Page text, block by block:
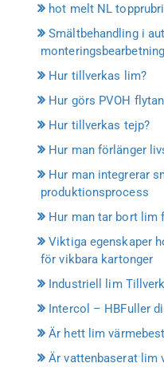
hot melt NL
Smältbehandling i
monteringsbearbetning
Hur tillverkas lim?
Hur görs PVOH
Hur tillverkas tejp?
Hur man förlänger
Hur man integrerar
produktionsprocess
Hur man tar bort lim
Viktiga egenskaper
för vikbara kartonger
Industriell lim
Intercol – HBFuller
Är hett lim
Är vattenbaserat lim